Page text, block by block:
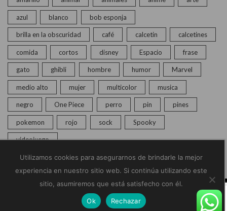
azul blanco bob esponja
brilla en la obscuridad café calcetin calcetines
comida cortos disney Espacio frase
gato ghibli hombre humor Marvel
medio alto mujer multicolor musica
negro One Piece perro pin pines
pokemon rojo sock Spooky
videojuego
© Copyright 2020 – 2025 | Monkey Socks | Todos los
derechos reservados | Políticas de Privacidad
Calcetines Pines Chat en vivo
Utilizamos cookies para asegurarnos de brindarle la mejor
experiencia en nuestro sitio web. Si continúa utilizando este
sitio, asumiremos que está satisfecho con él.
Ok Rechazar